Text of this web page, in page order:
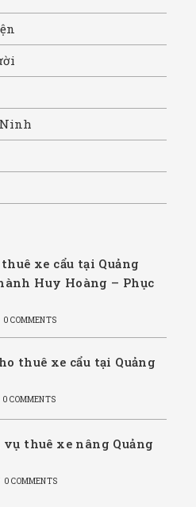
Ninh
xe cẩu tại Quảng
Huy Hoàng – Phục
0 COMMENTS
thuê xe cẩu tại Quảng
0 COMMENTS
vụ thuê xe nâng Quảng
0 COMMENTS